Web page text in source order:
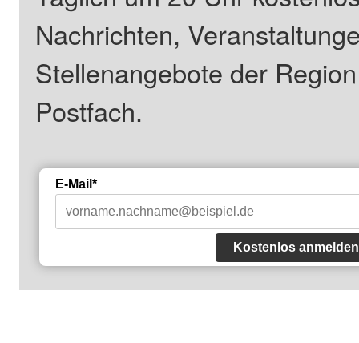
Nachrichten,
Stellenangebote der
Postfach.
E-Mail*
Kostenlos anmelden